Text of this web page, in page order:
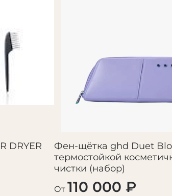
— холодный воздух фиксирует
насадки для точной
в использовании
для удобства ежедневной
шнур 2,7 м
1900 Вт для быстрой сушки
DRYER
Фен-щётка ghd Duet
термостойкой
чистки (набор)
От 110 000 ₽